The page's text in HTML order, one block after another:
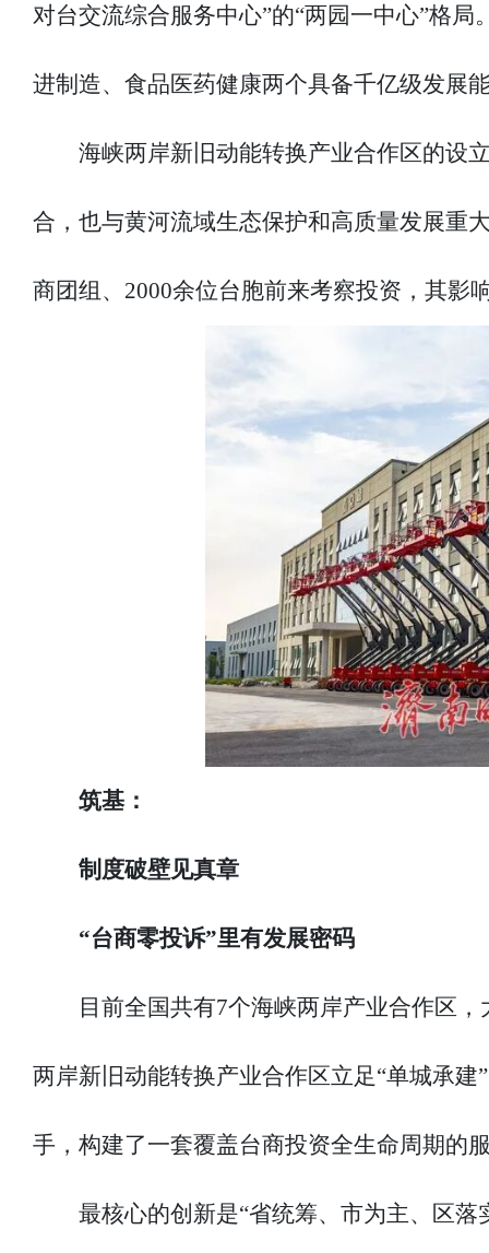
对台交流综合服务中心”的“两园一中心”格
进制造、食品医药健康两个具备千亿级发展
海峡两岸新旧动能转换产业合作区的设
合，也与黄河流域生态保护和高质量发展重
商团组、2000余位台胞前来考察投资，其影
筑基：
制度破壁见真章
“台商零投诉”里有发展密码
目前全国共有7个海峡两岸产业合作区
两岸新旧动能转换产业合作区立足“单城承
手，构建了一套覆盖台商投资全生命周期的
最核心的创新是“省统筹、市为主、区